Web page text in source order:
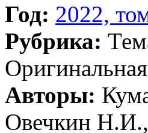
Год: 2022,
Рубрика:
Авторы:
Овечкин